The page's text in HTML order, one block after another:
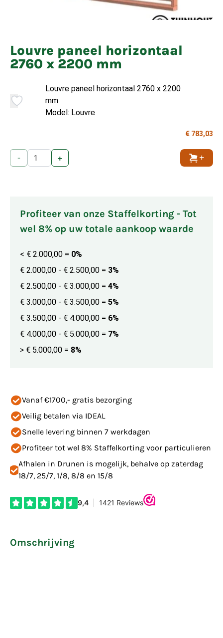
Louvre paneel horizontaal
2760 x 2200 mm
Louvre paneel horizontaal 2760 x 2200
mm
Model: Louvre
€ 783,03
- +
Profiteer van onze Staffelkorting - Tot
wel 8% op uw totale aankoop waarde
< € 2.000,00 = 0%
€ 2.000,00 - € 2.500,00 = 3%
€ 2.500,00 - € 3.000,00 = 4%
€ 3.000,00 - € 3.500,00 = 5%
€ 3.500,00 - € 4.000,00 = 6%
€ 4.000,00 - € 5.000,00 = 7%
> € 5.000,00 = 8%
Vanaf €1700,- gratis bezorging
Veilig betalen via IDEAL
Snelle levering binnen 7 werkdagen
Profiteer tot wel 8% Staffelkorting voor particulieren
Afhalen in Drunen is mogelijk, behalve op zaterdag
18/7, 25/7, 1/8, 8/8 en 15/8
Omschrijving